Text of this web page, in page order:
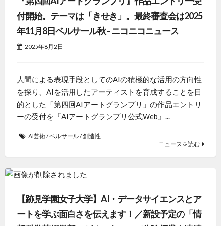
付開始。テーマは「きせき」。最終審査会は2025
年11月8日ベルサール秋 – ニコニコニュース
2025年8月2日
人間による表現手段としてのAIの積極的な活用の方向性
を探り、AIを活用したアーティストを育成することを目
的とした「第四回AIアートグランプリ」の作品エントリ
ーの受付を『AIアートグランプリ公式Web』...
AI芸術/ベルサール/創造性
ニュースを読む
【跡見学園女子大学】AI・データサイエンスとア
ートを学ぶ面白さを伝えます！／新設予定の「情